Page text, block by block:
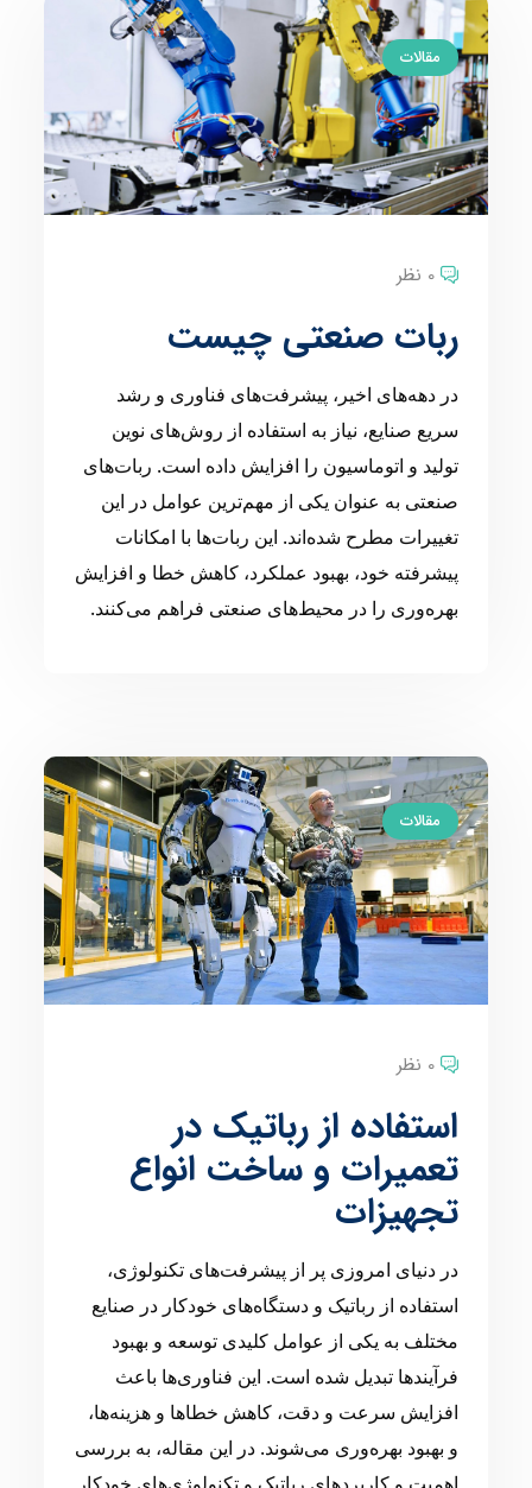
مقالات
0 نظر
ربات صنعتی چیست
در دهه‌های اخیر، پیشرفت‌های فناوری و رشد
سریع صنایع، نیاز به استفاده از روش‌های نوین
تولید و اتوماسیون را افزایش داده است. ربات‌های
صنعتی به عنوان یکی از مهم‌ترین عوامل در این
تغییرات مطرح شده‌اند. این ربات‌ها با امکانات
پیشرفته خود، بهبود عملکرد، کاهش خطا و افزایش
بهره‌وری را در محیط‌های صنعتی فراهم می‌کنند.
مقالات
0 نظر
استفاده از رباتیک در
تعمیرات و ساخت انواع
تجهیزات
در دنیای امروزی پر از پیشرفت‌های تکنولوژی،
استفاده از رباتیک و دستگاه‌های خودکار در صنایع
مختلف به یکی از عوامل کلیدی توسعه و بهبود
فرآیندها تبدیل شده است. این فناوری‌ها باعث
افزایش سرعت و دقت، کاهش خطاها و هزینه‌ها،
و بهبود بهره‌وری می‌شوند. در این مقاله، به بررسی